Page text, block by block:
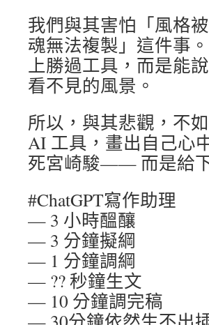
我們與其害怕「風格
魂無法複製」這件事
上勝過工具，而是能
看不見的風景。
所以，與其悲觀，不
AI 工具，畫出自己心
死宮崎駿—— 而是給
#ChatGPT寫作助理
— 3 小時醞釀
— 3 分鐘擬綱
— 1 分鐘調綱
— ?? 秒鐘生文
— 10 分鐘調完稿